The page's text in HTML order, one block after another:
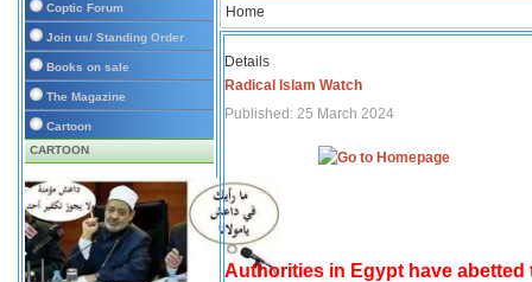
Coptic Forum
Join us/ Standing Order
Books on sale
The Magazine
Cartoon
CARTOON
Home
Details
Radical Islam Watch
Published: 25 March 2024
Authorities in Egypt have